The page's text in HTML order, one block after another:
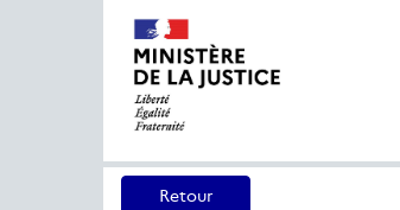
Retour